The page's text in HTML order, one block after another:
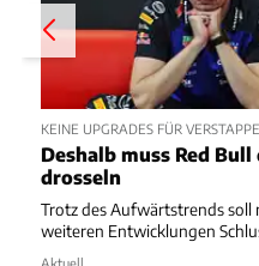
KEINE UPGRADES FÜR
Deshalb muss Red Bull
drosseln
Trotz des Aufwärtstrends soll
weiteren Entwicklungen
Aktuell